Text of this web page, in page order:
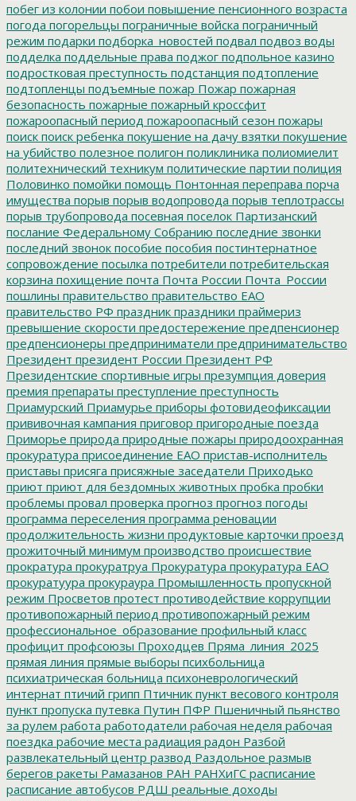
побег из колонии побои повышение пенсионного возраста
погода погорельцы пограничные войска пограничный
режим подарки подборка_новостей подвал подвоз воды
подделка поддельные права поджог подпольное казино
подростковая преступность подстанция подтопление
подтопленцы подъемные пожар Пожар пожарная
безопасность пожарные пожарный кроссфит
пожароопасный период пожароопасный сезон пожары
поиск поиск ребенка покушение на дачу взятки покушение
на убийство полезное полигон поликлиника полиомиелит
политехнический техникум политические партии полиция
Половинко помойки помощь Понтонная переправа порча
имущества порыв порыв водопровода порыв теплотрассы
порыв трубопровода посевная поселок Партизанский
послание Федеральному Собранию последние звонки
последний звонок пособие пособия постинтернатное
сопровождение посылка потребители потребительская
корзина похищение почта Почта России Почта_России
пошлины правительство правительство ЕАО
правительство РФ праздник праздники праймериз
превышение скорости предостережение предпенсионер
предпенсионеры предприниматели предпринимательство
Президент президент России Президент РФ
Президентские спортивные игры презумпция доверия
премия препараты преступление преступность
Приамурский Приамурье приборы фотовидеофиксации
прививочная кампания приговор пригородные поезда
Приморье природа природные пожары природоохранная
прокуратура присоединение ЕАО пристав-исполнитель
приставы присяга присяжные заседатели Приходько
приют приют для бездомных животных пробка пробки
проблемы провал проверка прогноз прогноз погоды
программа переселения программа реновации
продолжительность жизни продуктовые карточки проезд
прожиточный минимум производство происшествие
прократура прокуратруа Прокуратура прокуратура ЕАО
прокуратуура прокураура Промышленность пропускной
режим Просветов протест противодействие коррупции
противопожарный период противопожарный режим
профессиональное_образование профильный класс
профицит профсоюзы Проходцев Пряма_линия_2025
прямая линия прямые выборы психбольница
психиатрическая больница психоневрологический
интернат птичий грипп Птичник пункт весового контроля
пункт пропуска путевка Путин ПФР Пшеничный пьянство
за рулем работа работодатели рабочая неделя рабочая
поездка рабочие места радиация радон Разбой
развлекательный центр развод Раздольное размыв
берегов ракеты Рамазанов РАН РАНХиГС расписание
расписание автобусов РДШ реальные доходы